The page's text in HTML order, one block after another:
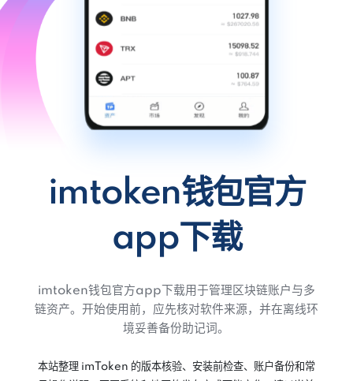
imtoken钱包官方
app下载
imtoken钱包官方app下载用于管理区块链账户与多
链资产。开始使用前，应先核对软件来源，并在离线环
境妥善备份助记词。
本站整理 imToken 的版本核验、安装前检查、账户备份和常